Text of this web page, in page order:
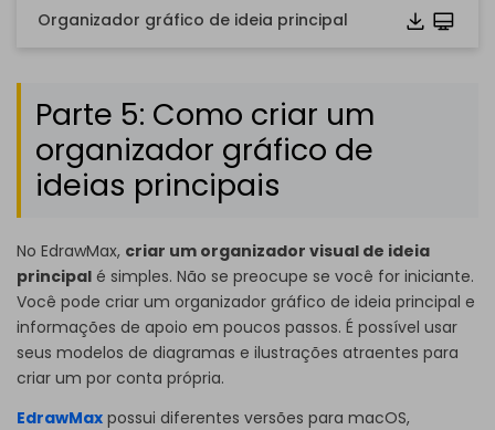
Organizador gráfico de ideia principal
Parte 5: Como criar um
organizador gráfico de
ideias principais
No EdrawMax, criar um organizador visual de ideia
principal é simples. Não se preocupe se você for iniciante.
Você pode criar um organizador gráfico de ideia principal e
informações de apoio em poucos passos. É possível usar
seus modelos de diagramas e ilustrações atraentes para
criar um por conta própria.
EdrawMax possui diferentes versões para macOS,